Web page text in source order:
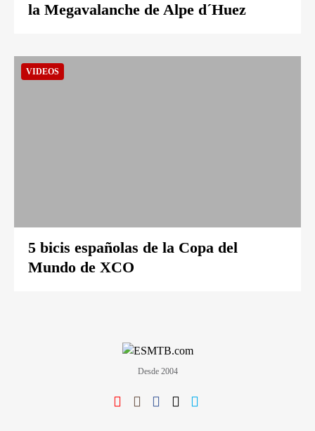
la Megavalanche de Alpe d´Huez
VIDEOS
5 bicis españolas de la Copa del
Mundo de XCO
Desde 2004